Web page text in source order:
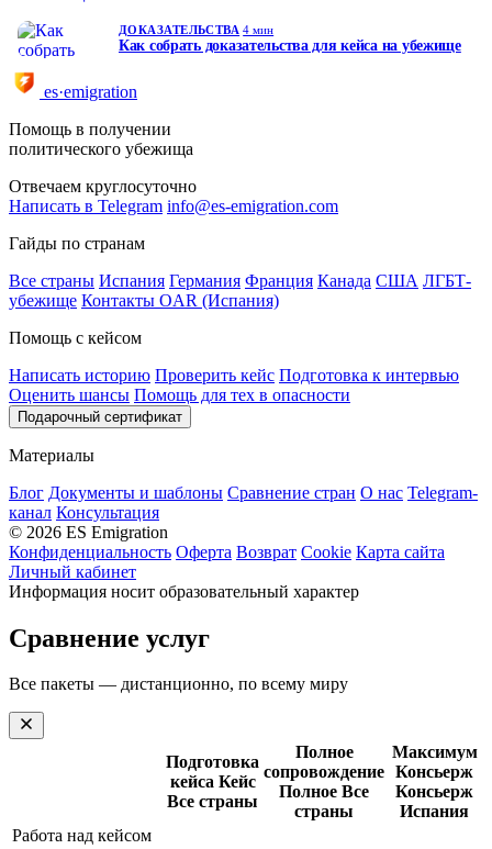
ДОКАЗАТЕЛЬСТВА 4 мин
Как собрать доказательства для кейса на убежище
es·emigration
Помощь в получении
политического убежища
Отвечаем круглосуточно
Написать в Telegram info@es-emigration.com
Гайды по странам
Все страны Испания Германия Франция Канада США ЛГБТ-
убежище Контакты OAR (Испания)
Помощь с кейсом
Написать историю Проверить кейс Подготовка к интервью
Оценить шансы Помощь для тех в опасности
Подарочный сертификат
Материалы
Блог Документы и шаблоны Сравнение стран О нас Telegram-
канал Консультация
© 2026 ES Emigration
Конфиденциальность Оферта Возврат Cookie Карта сайта
Личный кабинет
Информация носит образовательный характер
Сравнение услуг
Все пакеты — дистанционно, по всему миру
Подготовка
кейса Кейс
Все страны
Полное
сопровождение
Полное Все
страны
Максимум
Консьерж
Консьерж
Испания
Работа над кейсом